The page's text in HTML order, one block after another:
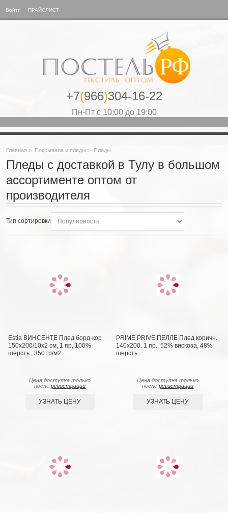
Войти ПРАЙСЛИСТ
+7(966)304-16-22
Пн-Пт с 10:00 до 19:00
Главная > Покрывала и пледы > Пледы
Пледы с доставкой в Тулу в большом
ассортименте оптом от
производителя
Тип сортировки
Estia ВИНСЕНТЕ Плед борд-кор
150х200/10х2 см, 1 пр, 100%
шерсть , 350 гр/м2
Цена доступна только
послерегистрации
УЗНАТЬ ЦЕНУ
PRIME PRIVE ПЕЛЛЕ Плед коричн.
140х200, 1 пр., 52% вискоза, 48%
шерсть
Цена доступна только
послерегистрации
УЗНАТЬ ЦЕНУ